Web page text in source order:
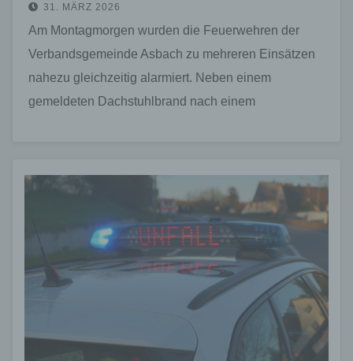
31. MÄRZ 2026
Am Montagmorgen wurden die Feuerwehren der
Verbandsgemeinde Asbach zu mehreren Einsätzen
nahezu gleichzeitig alarmiert. Neben einem
gemeldeten Dachstuhlbrand nach einem